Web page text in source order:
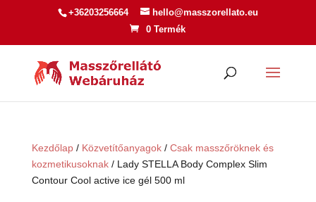
+36203256664
hello@masszorellato.eu
0 Termék
Kezdőlap/ Közvetítőanyagok/ Csak masszőröknek és
kozmetikusoknak/ Lady STELLA Body Complex Slim
Contour Cool active ice gél 500 ml